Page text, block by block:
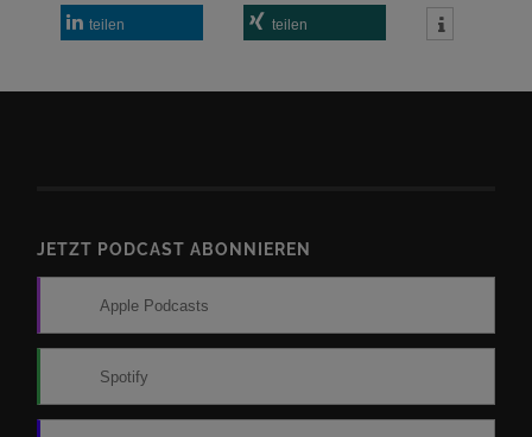
teilen teilen
JETZT PODCAST ABONNIEREN
Apple Podcasts
Spotify